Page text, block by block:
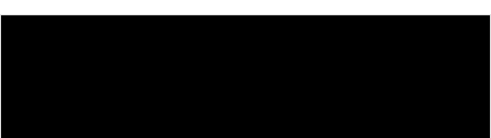
置までお任せください！ 一人暮らし